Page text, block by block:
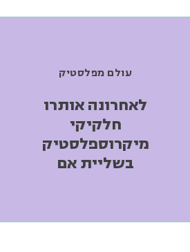
עולם מפלסטיק
לאחרונה אותרו
חלקיקי
מיקרוספלסטיק
בשליית אם